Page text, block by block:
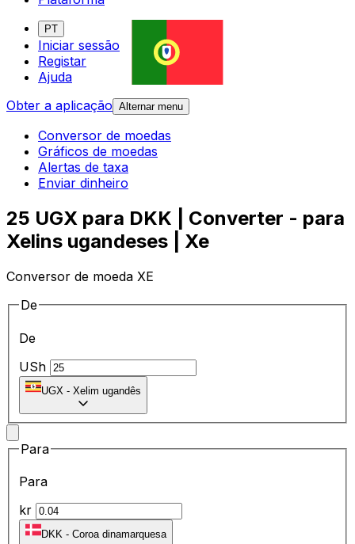
PT
Iniciar sessão
Registar
Ajuda
Obter a aplicação Alternar menu
Conversor de moedas
Gráficos de moedas
Alertas de taxa
Enviar dinheiro
25 UGX para DKK | Converter - para
Xelins ugandeses | Xe
Conversor de moeda XE
De
De
USh
UGX - Xelim ugandês
Para
Para
kr
DKK - Coroa dinamarquesa